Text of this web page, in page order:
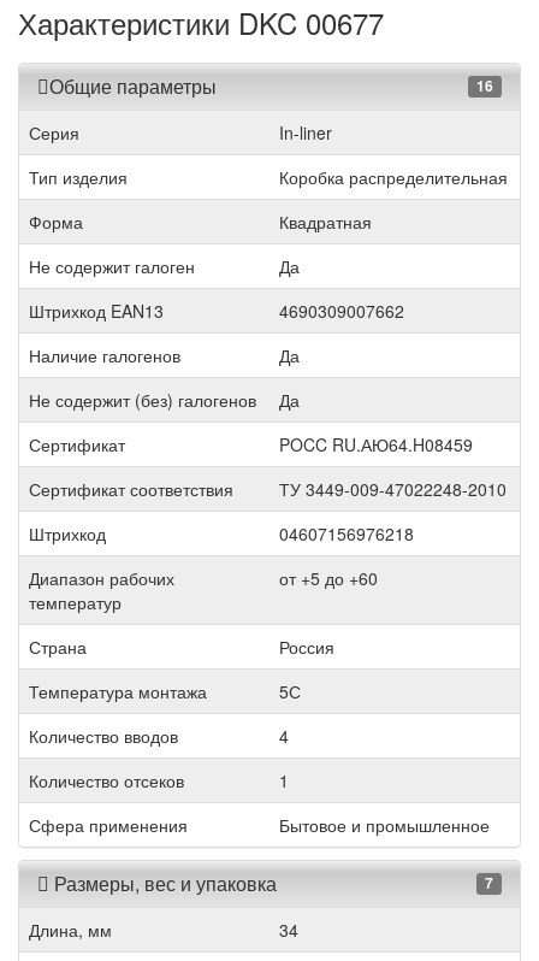
Характеристики DKC 00677
Общие параметры 16
Серия
In-liner
Тип изделия
Коробка распределительная
Форма
Квадратная
Не содержит галоген
Да
Штрихкод EAN13
4690309007662
Наличие галогенов
Да
Не содержит (без) галогенов
Да
Сертификат
POCC RU.АЮ64.H08459
Сертификат соответствия
ТУ 3449-009-47022248-2010
Штрихкод
04607156976218
Диапазон рабочих
температур
от +5 до +60
Страна
Россия
Температура монтажа
5С
Количество вводов
4
Количество отсеков
1
Сфера применения
Бытовое и промышленное
Размеры, вес и упаковка 7
Длина, мм
34